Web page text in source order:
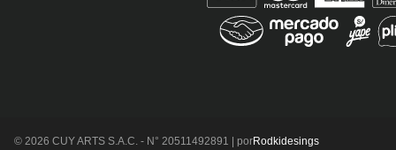
© 2026 CUY ARTS S.A.C. - N° 20511492891 | porRodkidesings